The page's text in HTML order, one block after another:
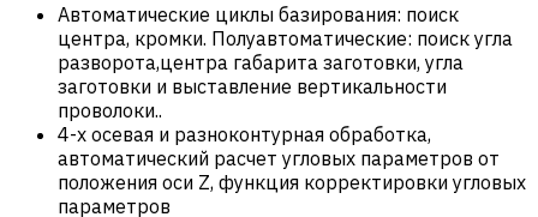
Автоматические циклы базирования: поиск
центра, кромки. Полуавтоматические: поиск угла
разворота,центра габарита заготовки, угла
заготовки и выставление вертикальности
проволоки..
4-х осевая и разноконтурная обработка,
автоматический расчет угловых параметров от
положения оси Z, функция корректировки угловых
параметров